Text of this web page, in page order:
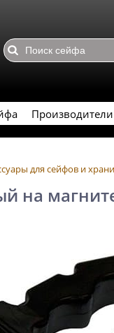
Производители
для сейфов и
на